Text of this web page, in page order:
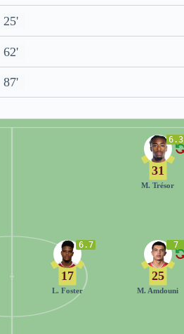
25'
62'
87'
7
25
M. Amdouni
6.3
31
M. Trésor
6.7
17
L. Foster